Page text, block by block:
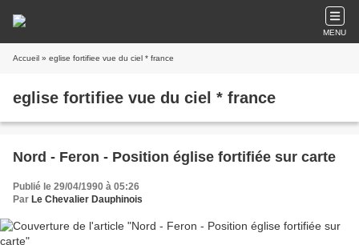
MENU
Accueil » eglise fortifiee vue du ciel * france
eglise fortifiee vue du ciel * france
Nord - Feron - Position église fortifiée sur carte
Publié le 29/04/1990 à 05:26
Par Le Chevalier Dauphinois